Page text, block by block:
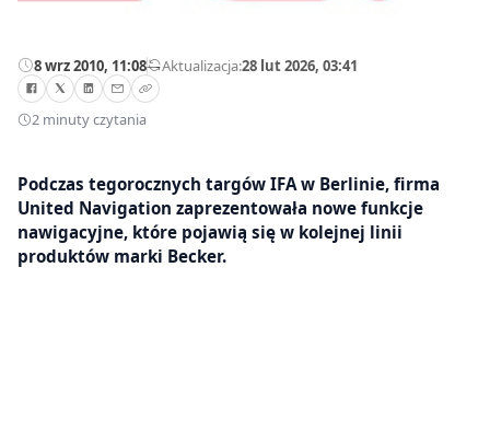
8 wrz 2010, 11:08—Aktualizacja:28 lut 2026, 03:41
2 minuty czytania
Podczas tegorocznych targów IFA w Berlinie, firma
United Navigation zaprezentowała nowe funkcje
nawigacyjne, które pojawią się w kolejnej linii
produktów marki Becker.